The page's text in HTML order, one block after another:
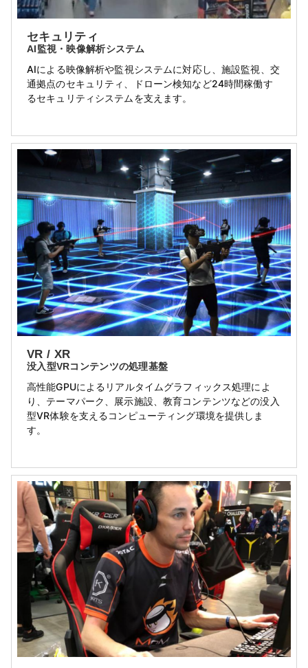
セキュリティ
AI監視・映像解析システム
AIによる映像解析や監視システムに対応し、施設監視、交
通拠点のセキュリティ、ドローン検知など24時間稼働す
るセキュリティシステムを支えます。
VR / XR
没入型VRコンテンツの処理基盤
高性能GPUによるリアルタイムグラフィックス処理によ
り、テーマパーク、展示施設、教育コンテンツなどの没入
型VR体験を支えるコンピューティング環境を提供しま
す。